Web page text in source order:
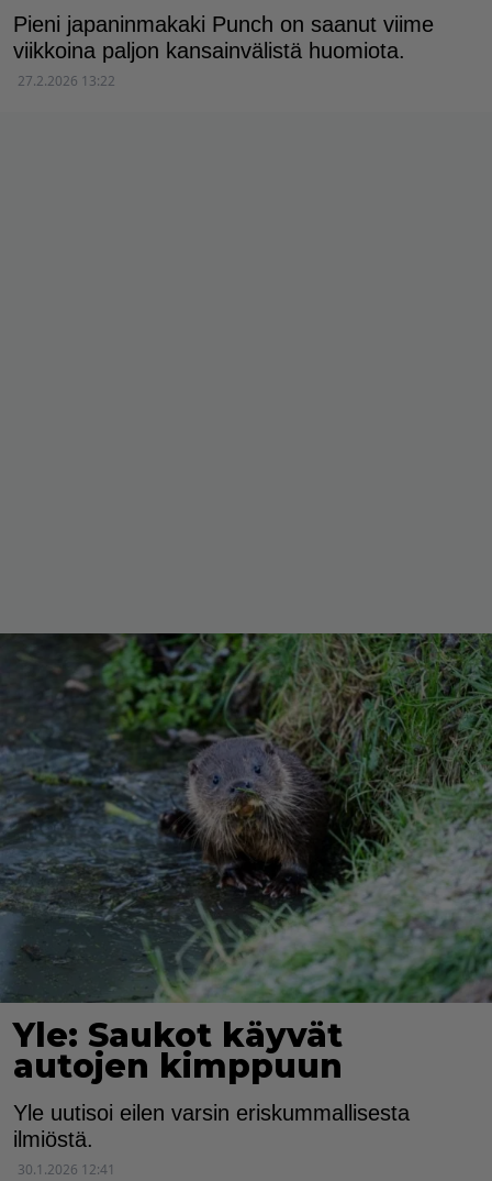
Pieni japaninmakaki Punch on saanut viime
viikkoina paljon kansainvälistä huomiota.
27.2.2026 13:22
Yle: Saukot käyvät
autojen kimppuun
Yle uutisoi eilen varsin eriskummallisesta
ilmiöstä.
30.1.2026 12:41